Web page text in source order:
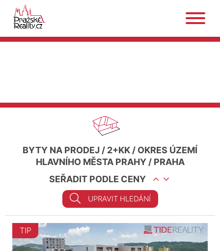
BYTY NA PRODEJ / 2+KK / OKRES ÚZEMÍ
HLAVNÍHO MĚSTA PRAHY/ PRAHA
SEŘADIT PODLE CENY
UPRAVIT HLEDÁNÍ
TIP